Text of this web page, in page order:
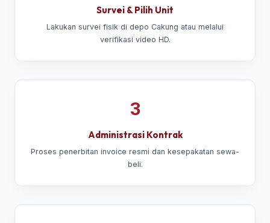
Survei & Pilih Unit
Lakukan survei fisik di depo Cakung atau melalui
verifikasi video HD.
3
Administrasi Kontrak
Proses penerbitan invoice resmi dan kesepakatan sewa-
beli.